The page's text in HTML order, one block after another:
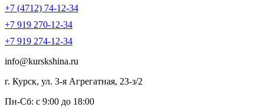
+7 (4712) 74-12-34
+7 919 270-12-34
+7 919 274-12-34
info@kurskshina.ru
г. Курск, ул. 3-я Агрегатная, 23-з/2
Пн-Сб: с 9:00 до 18:00